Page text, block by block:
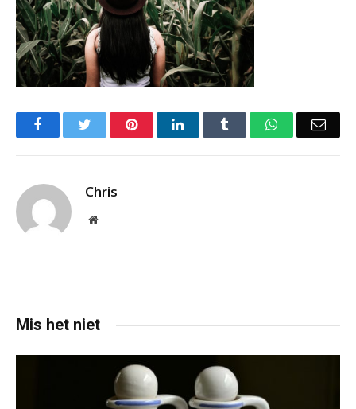
FacebookTwitter PinterestLinkedIn Tumblr WhatsApp
Chris
Website
Mis het niet